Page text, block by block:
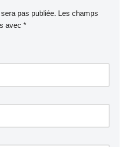
pas publiée. Les champs
avec *